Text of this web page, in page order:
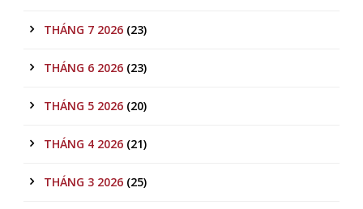
THÁNG 7 2026 (23)
THÁNG 6 2026 (23)
THÁNG 5 2026 (20)
THÁNG 4 2026 (21)
THÁNG 3 2026 (25)